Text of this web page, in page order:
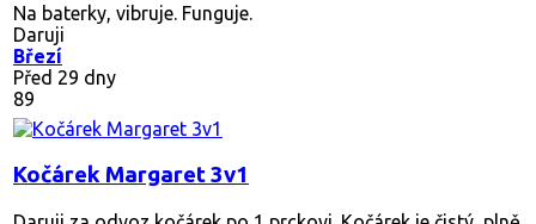
Na baterky, vibruje. Funguje.
Daruji
Březí
Před 29 dny
89
Kočárek Margaret 3v1